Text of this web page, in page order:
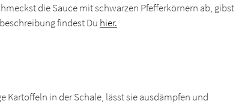
die Sauce mit schwarzen Pfefferkörnern ab, gibst
findest Du hier.
Kartoffeln in der Schale, lässt sie ausdämpfen und